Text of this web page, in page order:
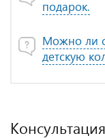
подарок.
Можно ли
детскую